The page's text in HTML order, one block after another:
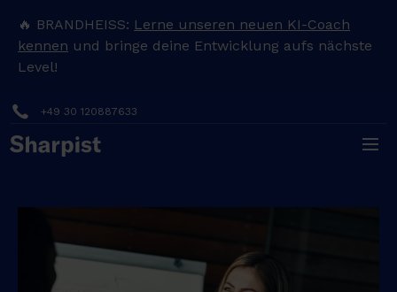
🔥 BRANDHEISS: Lerne unseren neuen KI-Coach
kennen und bringe deine Entwicklung aufs nächste
Level!
+49 30 120887633